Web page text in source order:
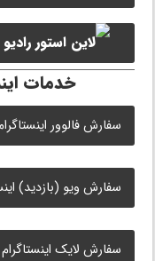
سفارش ممبر
لایک ویدیو
لایک
خدمات
سفارش فالوور
سفارش ویو (بازدید)
سفارش لایک اینستاگرام